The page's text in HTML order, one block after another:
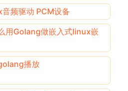
音频驱动 PCM设备
用Golang做嵌入式linux嵌
播放